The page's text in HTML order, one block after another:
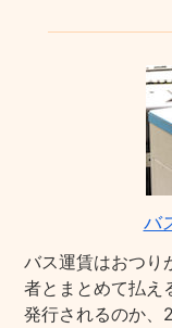
バ
バス運賃はおつり
者とまとめて払え
発行されるのか、